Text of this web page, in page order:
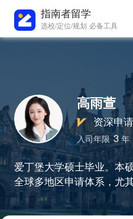
指南者留学
选校/定位/规划 必备工具
高雨萱
资深申
入司年限 3年
爱丁堡大学硕士毕业。本
全球多地区申请体系，尤
会计、经济、金融、环境
育、公共政策等学科领域